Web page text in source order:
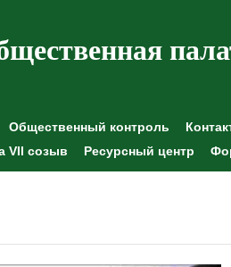
Общественный контроль
VII созыв
Ресурсный центр